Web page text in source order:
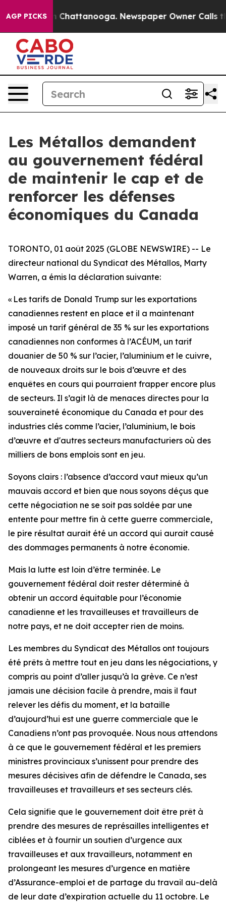
AGP PICKS
Chaos in Chattanooga. Newspaper Owner Calls the
Les Métallos demandent
au gouvernement fédéral
de maintenir le cap et de
renforcer les défenses
économiques du Canada
TORONTO, 01 août 2025 (GLOBE NEWSWIRE) -- Le
directeur national du Syndicat des Métallos, Marty
Warren, a émis la déclaration suivante:
« Les tarifs de Donald Trump sur les exportations
canadiennes restent en place et il a maintenant
imposé un tarif général de 35 % sur les exportations
canadiennes non conformes à l’ACÉUM, un tarif
douanier de 50 % sur l’acier, l’aluminium et le cuivre,
de nouveaux droits sur le bois d’œuvre et des
enquêtes en cours qui pourraient frapper encore plus
de secteurs. Il s’agit là de menaces directes pour la
souveraineté économique du Canada et pour des
industries clés comme l’acier, l’aluminium, le bois
d’œuvre et d'autres secteurs manufacturiers où des
milliers de bons emplois sont en jeu.
Soyons clairs : l’absence d’accord vaut mieux qu’un
mauvais accord et bien que nous soyons déçus que
cette négociation ne se soit pas soldée par une
entente pour mettre fin à cette guerre commerciale,
le pire résultat aurait été un accord qui aurait causé
des dommages permanents à notre économie.
Mais la lutte est loin d’être terminée. Le
gouvernement fédéral doit rester déterminé à
obtenir un accord équitable pour l’économie
canadienne et les travailleuses et travailleurs de
notre pays, et ne doit accepter rien de moins.
Les membres du Syndicat des Métallos ont toujours
été prêts à mettre tout en jeu dans les négociations, y
compris au point d’aller jusqu’à la grève. Ce n’est
jamais une décision facile à prendre, mais il faut
relever les défis du moment, et la bataille
d’aujourd’hui est une guerre commerciale que le
Canadiens n’ont pas provoquée. Nous nous attendons
à ce que le gouvernement fédéral et les premiers
ministres provinciaux s’unissent pour prendre des
mesures décisives afin de défendre le Canada, ses
travailleuses et travailleurs et ses secteurs clés.
Cela signifie que le gouvernement doit être prêt à
prendre des mesures de représailles intelligentes et
ciblées et à fournir un soutien d’urgence aux
travailleuses et aux travailleurs, notamment en
prolongeant les mesures d’urgence en matière
d’Assurance-emploi et de partage du travail au-delà
de leur date d’expiration actuelle du 11 octobre. Le